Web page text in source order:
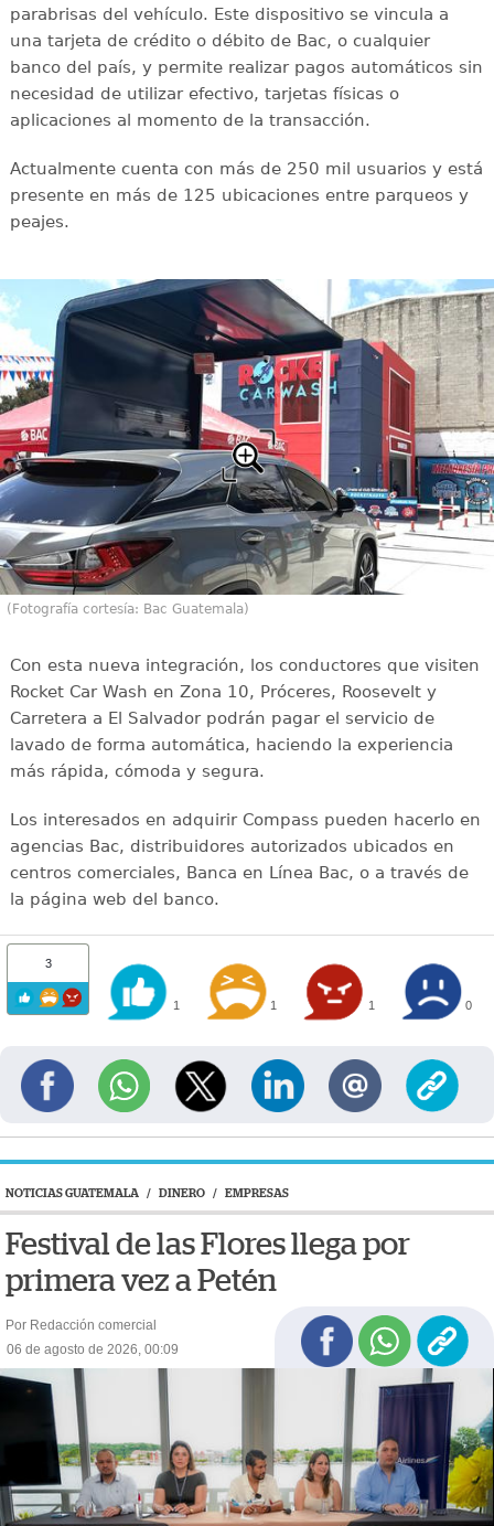
parabrisas del vehículo. Este dispositivo se vincula a
una tarjeta de crédito o débito de Bac, o cualquier
banco del país, y permite realizar pagos automáticos sin
necesidad de utilizar efectivo, tarjetas físicas o
aplicaciones al momento de la transacción.
Actualmente cuenta con más de 250 mil usuarios y está
presente en más de 125 ubicaciones entre parqueos y
peajes.
(Fotografía cortesía: Bac Guatemala)
Con esta nueva integración, los conductores que visiten
Rocket Car Wash en Zona 10, Próceres, Roosevelt y
Carretera a El Salvador podrán pagar el servicio de
lavado de forma automática, haciendo la experiencia
más rápida, cómoda y segura.
Los interesados en adquirir Compass pueden hacerlo en
agencias Bac, distribuidores autorizados ubicados en
centros comerciales, Banca en Línea Bac, o a través de
la página web del banco.
3
1 1 1 0
NOTICIAS GUATEMALA / DINERO / EMPRESAS
Festival de las Flores llega por
primera vez a Petén
Por Redacción comercial
06 de agosto de 2026, 00:09